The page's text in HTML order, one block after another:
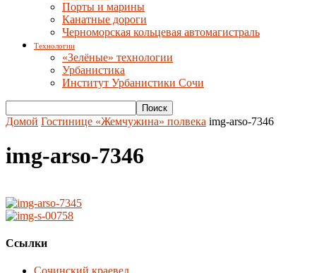
Порты и марины
Канатные дороги
Черноморская кольцевая автомагистраль
Технологии
«Зелёные» технологии
Урбанистика
Институт Урбанистики Сочи
Домой Гостинице «Жемчужина» полвека img-arso-7346
img-arso-7346
Ссылки